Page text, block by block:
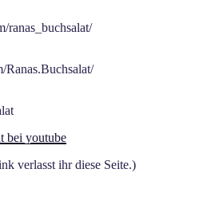
ranas_buchsalat/
bei youtube
verlasst ihr diese Seite.)